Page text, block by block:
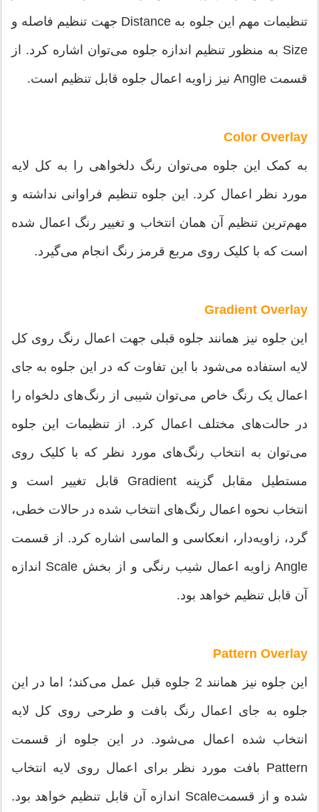
تنظیمات مهم این جلوه به Distance جهت تنظیم فاصله و
Size به منظور تنظیم اندازه جلوه می‌‌توان اشاره کرد. از
قسمت Angle نیز زاویه اعمال جلوه قابل تنظیم است.
Color Overlay
به کمک این جلوه می‌‌توان رنگ دلخواهی را به کل لایه
مورد نظر اعمال کرد. این جلوه تنظیم فراوانی نداشته و
مهم‌ترین تنظیم آن همان انتخاب و تغییر رنگ اعمال شده
است که با کلیک روی مربع قرمز رنگ انجام می‌‌گیرد.
Gradient Overlay
این جلوه نیز همانند جلوه قبلی جهت اعمال رنگ روی کل
لایه استفاده می‌‌شود با این تفاوت که در این جلوه به جای
اعمال یک رنگ خاص می‌‌توان شیبی از رنگ‌های دلخواه را
در حالت‌های مختلف اعمال کرد. از تنظیمات این جلوه
می‌‌توان به انتخاب رنگ‌های مورد نظر که با کلیک روی
مستطیل مقابل گزینه Gradient قابل تغییر است و
انتخاب نحوه اعمال رنگ‌های انتخاب شده در حالات خطی،
گرد، زاویه‌دار، انعکاسی و الماسی اشاره کرد. از قسمت
Angle زاویه اعمال شیب رنگی و از بخش Scale اندازه
آن قابل تنظیم خواهد بود.
Pattern Overlay
این جلوه نیز همانند 2 جلوه قبل عمل می‌‌کند؛ اما در این
جلوه به جای اعمال رنگ بافت و طرحی روی کل لایه
انتخاب شده اعمال می‌‌شود. در این جلوه از قسمت
Pattern بافت مورد نظر برای اعمال روی لایه انتخاب
شده و از قسمتScale اندازه آن قابل تنظیم خواهد بود.